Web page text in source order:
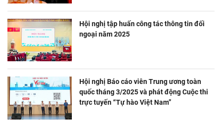
Hội nghị tập huấn công tác thông tin đối
ngoại năm 2025
Hội nghị Báo cáo viên Trung ương toàn
quốc tháng 3/2025 và phát động Cuộc thi
trực tuyến “Tự hào Việt Nam”